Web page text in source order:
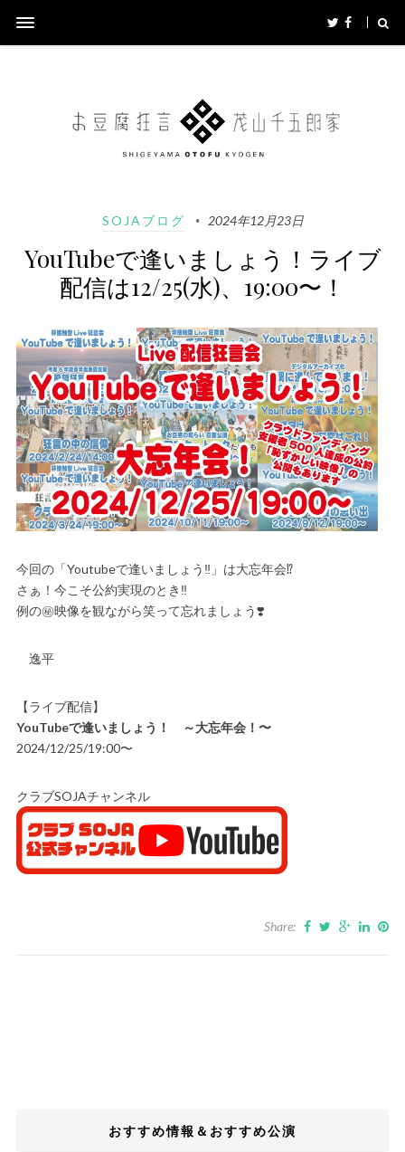
SOJAブログ 2024年12月23日
YouTubeで逢いましょう！ライブ
配信は12/25(水)、19:00〜！
今回の「Youtubeで逢いましょう‼️」は大忘年会⁉️
さぁ！今こそ公約実現のとき‼️
例の㊙︎映像を観ながら笑って忘れましょう❣️
逸平
【ライブ配信】
YouTubeで逢いましょう！ ～大忘年会！〜
2024/12/25/19:00〜
クラブSOJAチャンネル
Share:
おすすめ情報＆おすすめ公演